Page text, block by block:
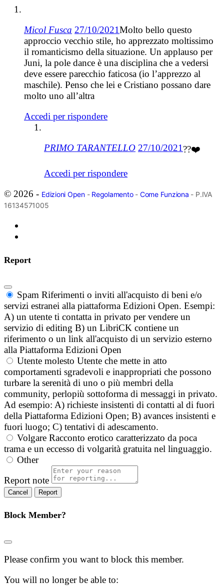
Micol Fusca 27/10/2021Molto bello questo
approccio vecchio stile, ho apprezzato moltissimo
il romanticismo della situazione. Un applauso per
Juni, la pole dance è una disciplina che a vedersi
deve essere parecchio faticosa (io l’apprezzo al
maschile). Penso che lei e Cristiano possano dare
molto uno all’altra
Accedi per rispondere
PRIMO TARANTELLO 27/10/2021 ??❤️
Accedi per rispondere
© 2026 - Edizioni Open- Regolamento- Come Funziona - P.IVA
16134571005
Report
Spam Riferimenti o inviti all'acquisto di beni e/o
servizi estranei alla piattaforma Edizioni Open. Esempi:
A) un utente ti contatta in privato per vendere un
servizio di editing B) un LibriCK contiene un
riferimento o un link all'acquisto di un servizio esterno
alla Piattaforma Edizioni Open
Utente molesto Utente che mette in atto
comportamenti sgradevoli e inappropriati che possono
turbare la serenità di uno o più membri della
community, perlopiù sottoforma di messaggi in privato.
Ad esempio: A) richieste insistenti di contatti al di fuori
della Piattaforma Edizioni Open; B) avances insistenti e
fuori luogo; C) tentativi di adescamento.
Volgare Racconto erotico caratterizzato da poca
trama e un eccesso di volgarità gratuita nel linguaggio.
Other
Report note
Report
Block Member?
Please confirm you want to block this member.
You will no longer be able to: